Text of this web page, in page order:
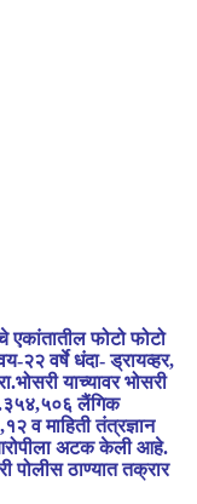
फोटो फोटो
२२ वर्षे धंदा- ड्रायव्हर,
याच्यावर भोसरी
लैंगिक
व माहिती तंत्रज्ञान
अटक केली आहे.
पोलीस ठाण्यात तक्रार